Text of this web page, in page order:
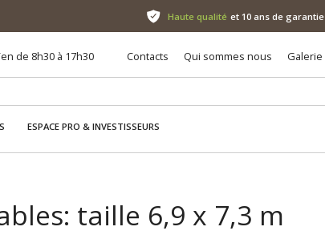
Haute qualité et 10 ans de garantie
de 8h30 à 17h30 Contacts Qui sommes nous Galerie
ESPACE PRO & INVESTISSEURS
taille 6,9 x 7,3 m